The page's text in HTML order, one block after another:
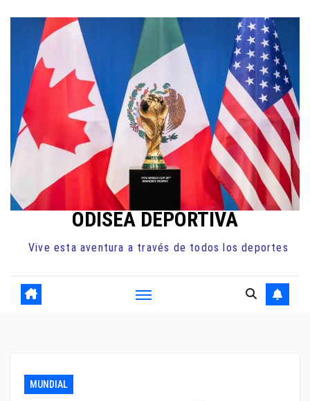
contenido
ODISEA DEPORTIVA
Vive esta aventura a través de todos los deportes
MUNDIAL